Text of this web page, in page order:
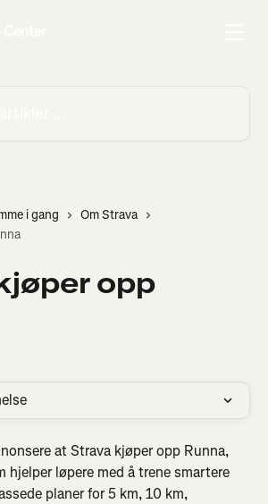
i gang
Om Strava
opp
at Strava kjøper opp Runna,
hjelper løpere med å trene smartere
planer for 5 km, 10 km,